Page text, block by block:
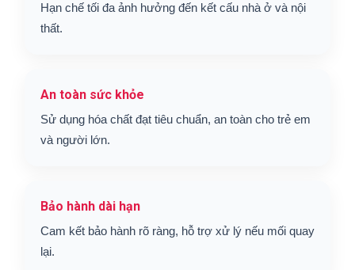
Hạn chế tối đa ảnh hưởng đến kết cấu nhà ở và nội
thất.
An toàn sức khỏe
Sử dụng hóa chất đạt tiêu chuẩn, an toàn cho trẻ em
và người lớn.
Bảo hành dài hạn
Cam kết bảo hành rõ ràng, hỗ trợ xử lý nếu mối quay
lại.